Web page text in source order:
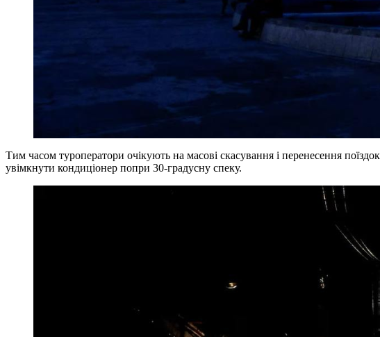
Тим часом туроператори очікують на масові скасування і перенесення
увімкнути кондиціонер попри 30-градусну спеку.